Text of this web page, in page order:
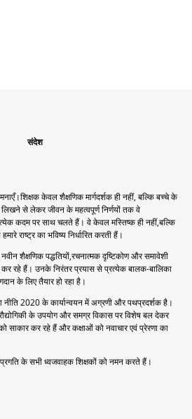
संदेश
केवल शैक्षणिक मार्गदर्शक ही नहीं, बल्कि बच्चे के
लिखने से लेकर जीवन के महत्वपूर्ण निर्णयों तक वे
कदम पर साथ चलते हैं। वे केवल मस्तिष्क ही नहीं,बल्कि
राष्ट्र का भविष्य निर्धारित करती हैं।
शैक्षणिक पद्धतियों,रचनात्मक दृष्टिकोण और समावेशी
कर रहे हैं। उनके निरंतर प्रयास से प्रत्येक बालक-बालिका
के लिए तैयार हो रहा है।
नीति 2020 के कार्यान्वयन में अग्रणी और पथप्रदर्शक है।
के उपयोग और समग्र विकास पर विशेष बल देकर
साकार कर रहे हैं और कक्षाओं को नवाचार एवं प्रेरणा का
के सभी ध्वजवाहक शिक्षकों को नमन करते हैं।